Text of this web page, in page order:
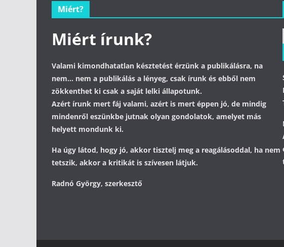
Miért?
Miért írunk?
Valami kimondhatatlan késztetést érzünk a publikálásra, na
nem... nem a publikálás a lényeg, csak írunk és ebből nem
zökkenthet ki csak a saját lelki állapotunk.
Azért írunk mert fáj valami, azért is mert éppen jó, de mindig
mindenről eszünkbe jutnak olyan gondolatok, amelyet más
helyett mondunk ki.
Ha úgy látod, hogy jó, akkor tisztelj meg a reagálásoddal, ha nem
tetszik, akkor a kritikát is szívesen látjuk.
Radnó György, szerkesztő